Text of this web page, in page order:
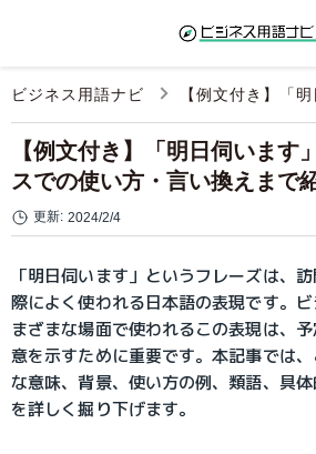
ビジネス用語ナビ 【例文付き】「
【例文付き】「明日伺います
スでの使い方・言い換えまで
更新: 2024/2/4
「明日伺います」というフレーズは、
際によく使われる日本語の表現です。
まざまな場面で使われるこの表現は、
意を示すために重要です。本記事では
な意味、背景、使い方の例、類語、具
を詳しく掘り下げます。